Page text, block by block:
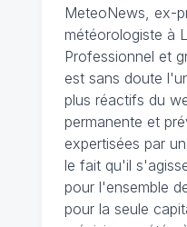
MeteoNews, ex-
météorologiste à
Professionnel et
est sans doute
plus réactifs du
permanente et
expertisées par
le fait qu'il
pour l'ensemble
pour la seule